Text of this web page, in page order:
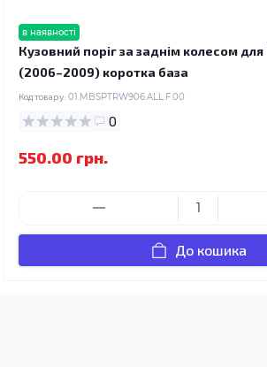
в наявності
Кузовний поріг за заднім колесом
(2006–2009) коротка база
Код товару: 01.MBSPTRW906.ALL.F.00
0
550.00 грн.
До кошика